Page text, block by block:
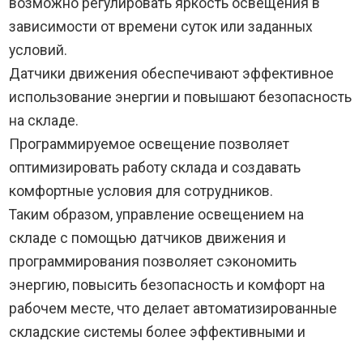
зависимости от времени суток или заданных
условий.
Датчики движения обеспечивают эффективное
использование энергии и повышают безопасность
на складе.
Программируемое освещение позволяет
оптимизировать работу склада и создавать
комфортные условия для сотрудников.
Таким образом, управление освещением на
складе с помощью датчиков движения и
программирования позволяет сэкономить
энергию, повысить безопасность и комфорт на
рабочем месте, что делает автоматизированные
складские системы более эффективными и